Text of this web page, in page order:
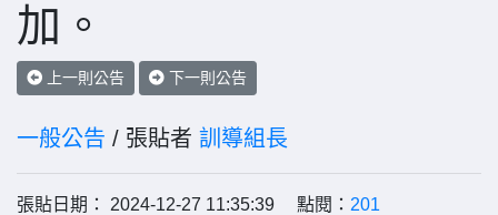
加。
上一則公告 下一則公告
一般公告 / 張貼者 訓導組長
張貼日期： 2024-12-27 11:35:39 點閱： 201